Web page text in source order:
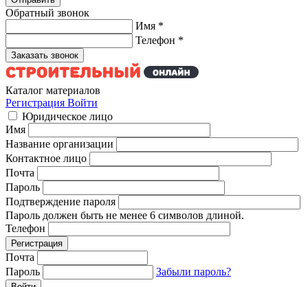
Обратный звонок
Имя *
Телефон *
Каталог материалов
Регистрация Войти
Юридическое лицо
Имя
Название организации
Контактное лицо
Почта
Пароль
Подтверждение пароля
Пароль должен быть не менее 6 символов длиной.
Телефон
Почта
Пароль
Забыли пароль?